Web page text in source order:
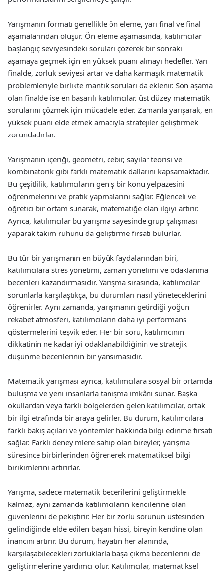
Yarışmanın formatı genellikle ön eleme, yarı final ve final
aşamalarından oluşur. Ön eleme aşamasında, katılımcılar
başlangıç seviyesindeki soruları çözerek bir sonraki
aşamaya geçmek için en yüksek puanı almayı hedefler. Yarı
finalde, zorluk seviyesi artar ve daha karmaşık matematik
problemleriyle birlikte mantık soruları da eklenir. Son aşama
olan finalde ise en başarılı katılımcılar, üst düzey matematik
sorularını çözmek için mücadele eder. Zamanla yarışarak, en
yüksek puanı elde etmek amacıyla stratejiler geliştirmek
zorundadırlar.
Yarışmanın içeriği, geometri, cebir, sayılar teorisi ve
kombinatorik gibi farklı matematik dallarını kapsamaktadır.
Bu çeşitlilik, katılımcıların geniş bir konu yelpazesini
öğrenmelerini ve pratik yapmalarını sağlar. Eğlenceli ve
öğretici bir ortam sunarak, matematiğe olan ilgiyi artırır.
Ayrıca, katılımcılar bu yarışma sayesinde grup çalışması
yaparak takım ruhunu da geliştirme fırsatı bulurlar.
Bu tür bir yarışmanın en büyük faydalarından biri,
katılımcılara stres yönetimi, zaman yönetimi ve odaklanma
becerileri kazandırmasıdır. Yarışma sırasında, katılımcılar
sorunlarla karşılaştıkça, bu durumları nasıl yöneteceklerini
öğrenirler. Aynı zamanda, yarışmanın getirdiği yoğun
rekabet atmosferi, katılımcıların daha iyi performans
göstermelerini teşvik eder. Her bir soru, katılımcının
dikkatinin ne kadar iyi odaklanabildiğinin ve stratejik
düşünme becerilerinin bir yansımasıdır.
Matematik yarışması ayrıca, katılımcılara sosyal bir ortamda
buluşma ve yeni insanlarla tanışma imkânı sunar. Başka
okullardan veya farklı bölgelerden gelen katılımcılar, ortak
bir ilgi etrafında bir araya gelirler. Bu durum, katılımcılara
farklı bakış açıları ve yöntemler hakkında bilgi edinme fırsatı
sağlar. Farklı deneyimlere sahip olan bireyler, yarışma
süresince birbirlerinden öğrenerek matematiksel bilgi
birikimlerini artırırlar.
Yarışma, sadece matematik becerilerini geliştirmekle
kalmaz, aynı zamanda katılımcıların kendilerine olan
güvenlerini de pekiştirir. Her bir zorlu sorunun üstesinden
gelindiğinde elde edilen başarı hissi, bireyin kendine olan
inancını artırır. Bu durum, hayatın her alanında,
karşılaşabilecekleri zorluklarla başa çıkma becerilerini de
geliştirmelerine yardımcı olur. Katılımcılar, matematiksel